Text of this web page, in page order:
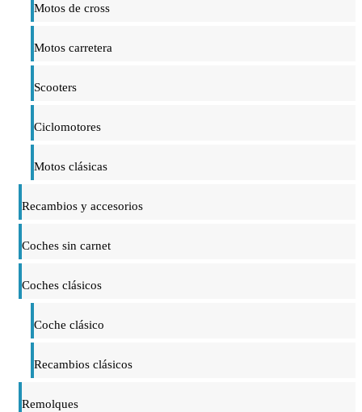
Motos de cross
Motos carretera
Scooters
Ciclomotores
Motos clásicas
Recambios y accesorios
Coches sin carnet
Coches clásicos
Coche clásico
Recambios clásicos
Remolques